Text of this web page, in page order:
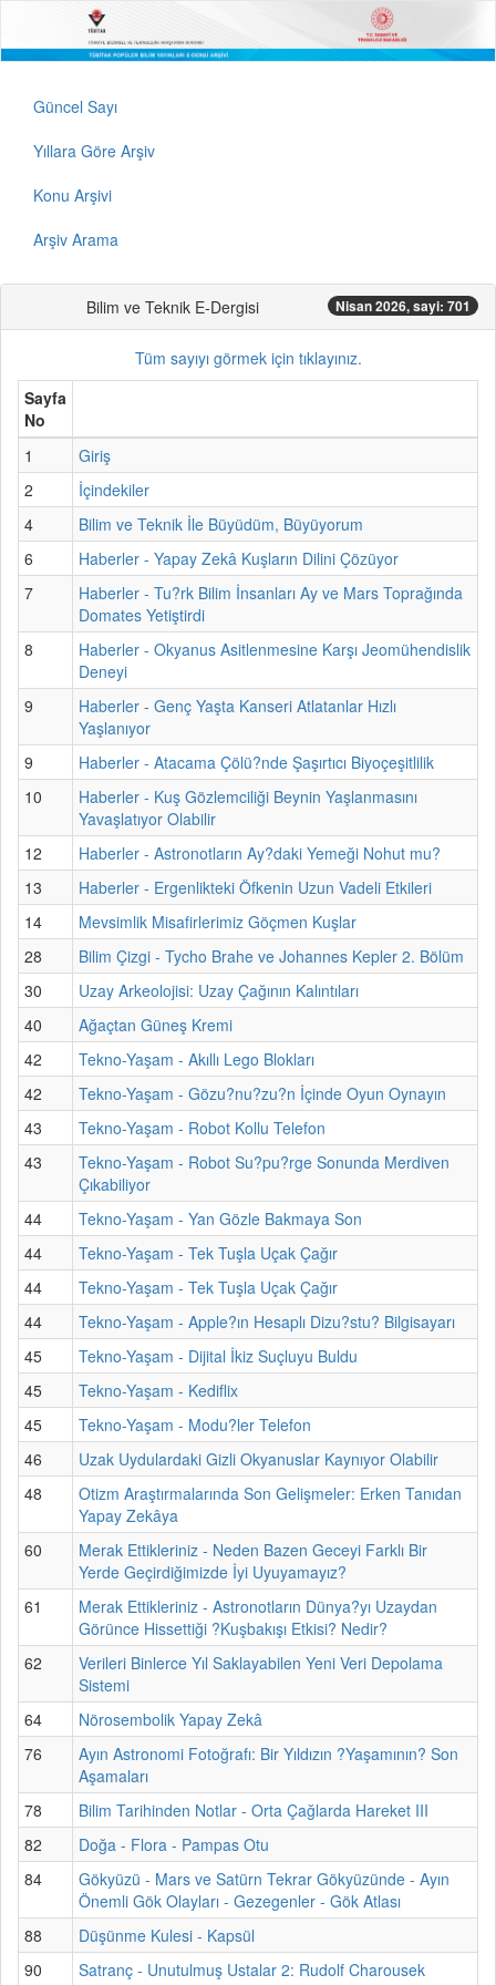
Güncel Sayı
Yıllara Göre Arşiv
Konu Arşivi
Arşiv Arama
Bilim ve Teknik E-Dergisi Nisan 2026, sayi: 701
Tüm sayıyı görmek için tıklayınız.
Sayfa
No
1
Giriş
2
İçindekiler
4
Bilim ve Teknik İle Büyüdüm, Büyüyorum
6
Haberler - Yapay Zekâ Kuşların Dilini Çözüyor
7
Haberler - Tu?rk Bilim İnsanları Ay ve Mars Toprağında
Domates Yetiştirdi
8
Haberler - Okyanus Asitlenmesine Karşı Jeomühendislik
Deneyi
9
Haberler - Genç Yaşta Kanseri Atlatanlar Hızlı
Yaşlanıyor
9
Haberler - Atacama Çölü?nde Şaşırtıcı Biyoçeşitlilik
10
Haberler - Kuş Gözlemciliği Beynin Yaşlanmasını
Yavaşlatıyor Olabilir
12
Haberler - Astronotların Ay?daki Yemeği Nohut mu?
13
Haberler - Ergenlikteki Öfkenin Uzun Vadeli Etkileri
14
Mevsimlik Misafirlerimiz Göçmen Kuşlar
28
Bilim Çizgi - Tycho Brahe ve Johannes Kepler 2. Bölüm
30
Uzay Arkeolojisi: Uzay Çağının Kalıntıları
40
Ağaçtan Güneş Kremi
42
Tekno-Yaşam - Akıllı Lego Blokları
42
Tekno-Yaşam - Gözu?nu?zu?n İçinde Oyun Oynayın
43
Tekno-Yaşam - Robot Kollu Telefon
43
Tekno-Yaşam - Robot Su?pu?rge Sonunda Merdiven
Çıkabiliyor
44
Tekno-Yaşam - Yan Gözle Bakmaya Son
44
Tekno-Yaşam - Tek Tuşla Uçak Çağır
44
Tekno-Yaşam - Tek Tuşla Uçak Çağır
44
Tekno-Yaşam - Apple?ın Hesaplı Dizu?stu? Bilgisayarı
45
Tekno-Yaşam - Dijital İkiz Suçluyu Buldu
45
Tekno-Yaşam - Kediflix
45
Tekno-Yaşam - Modu?ler Telefon
46
Uzak Uydulardaki Gizli Okyanuslar Kaynıyor Olabilir
48
Otizm Araştırmalarında Son Gelişmeler: Erken Tanıdan
Yapay Zekâya
60
Merak Ettikleriniz - Neden Bazen Geceyi Farklı Bir
Yerde Geçirdiğimizde İyi Uyuyamayız?
61
Merak Ettikleriniz - Astronotların Dünya?yı Uzaydan
Görünce Hissettiği ?Kuşbakışı Etkisi? Nedir?
62
Verileri Binlerce Yıl Saklayabilen Yeni Veri Depolama
Sistemi
64
Nörosembolik Yapay Zekâ
76
Ayın Astronomi Fotoğrafı: Bir Yıldızın ?Yaşamının? Son
Aşamaları
78
Bilim Tarihinden Notlar - Orta Çağlarda Hareket III
82
Doğa - Flora - Pampas Otu
84
Gökyüzü - Mars ve Satürn Tekrar Gökyüzünde - Ayın
Önemli Gök Olayları - Gezegenler - Gök Atlası
88
Düşünme Kulesi - Kapsül
90
Satranç - Unutulmuş Ustalar 2: Rudolf Charousek